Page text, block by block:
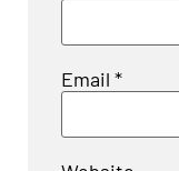
Email *